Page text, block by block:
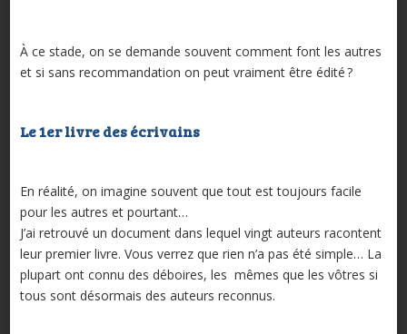
À ce stade, on se demande souvent comment font les autres
et si sans recommandation on peut vraiment être édité ?
Le 1er livre des écrivains
En réalité, on imagine souvent que tout est toujours facile
pour les autres et pourtant…
J’ai retrouvé un document dans lequel vingt auteurs racontent
leur premier livre. Vous verrez que rien n’a pas été simple… La
plupart ont connu des déboires, les mêmes que les vôtres si
tous sont désormais des auteurs reconnus.